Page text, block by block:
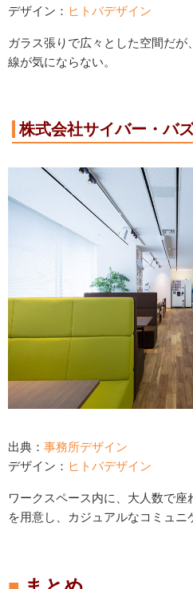
デザイン： ヒトバデザイン
ガラス張りで広々とした空間だ
線が気にならない。
株式会社サイバー・バ
出典： 事務所デザイン
デザイン： ヒトバデザイン
ワークスペース内に、大人数で
を用意し、カジュアルなコミュニ